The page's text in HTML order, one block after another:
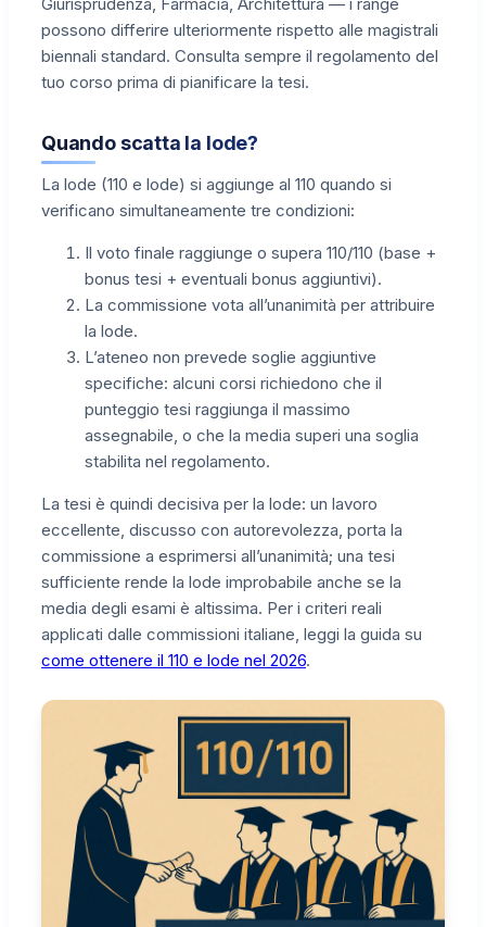
Giurisprudenza, Farmacia, Architettura — i range
possono differire ulteriormente rispetto alle magistrali
biennali standard. Consulta sempre il regolamento del
tuo corso prima di pianificare la tesi.
Quando scatta la lode?
La lode (110 e lode) si aggiunge al 110 quando si
verificano simultaneamente tre condizioni:
Il voto finale raggiunge o supera 110/110 (base +
bonus tesi + eventuali bonus aggiuntivi).
La commissione vota all’unanimità per attribuire
la lode.
L’ateneo non prevede soglie aggiuntive
specifiche: alcuni corsi richiedono che il
punteggio tesi raggiunga il massimo
assegnabile, o che la media superi una soglia
stabilita nel regolamento.
La tesi è quindi decisiva per la lode: un lavoro
eccellente, discusso con autorevolezza, porta la
commissione a esprimersi all’unanimità; una tesi
sufficiente rende la lode improbabile anche se la
media degli esami è altissima. Per i criteri reali
applicati dalle commissioni italiane, leggi la guida su
come ottenere il 110 e lode nel 2026.